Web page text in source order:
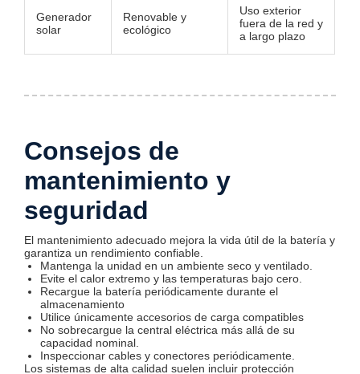
Generador
solar
Renovable y
ecológico
Uso exterior
fuera de la red y
a largo plazo
Consejos de
mantenimiento y
seguridad
El mantenimiento adecuado mejora la vida útil de la batería y
garantiza un rendimiento confiable.
Mantenga la unidad en un ambiente seco y ventilado.
Evite el calor extremo y las temperaturas bajo cero.
Recargue la batería periódicamente durante el
almacenamiento
Utilice únicamente accesorios de carga compatibles
No sobrecargue la central eléctrica más allá de su
capacidad nominal.
Inspeccionar cables y conectores periódicamente.
Los sistemas de alta calidad suelen incluir protección